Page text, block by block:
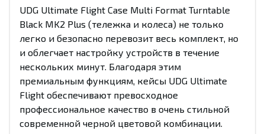
UDG Ultimate Flight Case Multi Format Turntable
Black MK2 Plus (тележка и колеса) не только
легко и безопасно перевозит весь комплект, но
и облегчает настройку устройств в течение
нескольких минут. Благодаря этим
премиальным функциям, кейсы UDG Ultimate
Flight обеспечивают превосходное
профессиональное качество в очень стильной
современной черной цветовой комбинации.